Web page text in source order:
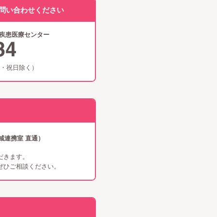
い合わせください
患医療センター
祝日除く）
連携室 直通）
ます。
ご相談ください。